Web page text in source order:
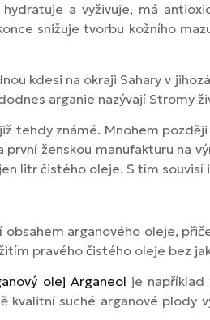
a vyživuje, má
snižuje tvorbu kožního
kdesi na okraji Sahary v
arganie nazývají Stromy
tehdy známé. Mnohem
ženskou manufakturu na
litr čistého oleje. S tím souvisí
arganového oleje,
pravého čistého oleje bez
olej Arganeol je například
suché arganové plody